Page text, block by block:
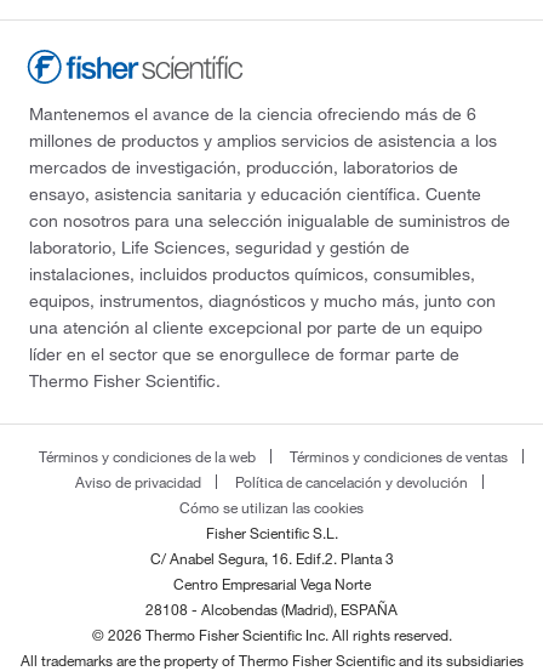
Mantenemos el avance de la ciencia ofreciendo más de 6
millones de productos y amplios servicios de asistencia a los
mercados de investigación, producción, laboratorios de
ensayo, asistencia sanitaria y educación científica. Cuente
con nosotros para una selección inigualable de suministros de
laboratorio, Life Sciences, seguridad y gestión de
instalaciones, incluidos productos químicos, consumibles,
equipos, instrumentos, diagnósticos y mucho más, junto con
una atención al cliente excepcional por parte de un equipo
líder en el sector que se enorgullece de formar parte de
Thermo Fisher Scientific.
Términos y condiciones de la web
Términos y condiciones de ventas
Aviso de privacidad
Política de cancelación y devolución
Cómo se utilizan las cookies
Fisher Scientific S.L.
C/ Anabel Segura, 16. Edif.2. Planta 3
Centro Empresarial Vega Norte
28108 - Alcobendas (Madrid), ESPAÑA
© 2026 Thermo Fisher Scientific Inc. All rights reserved.
All trademarks are the property of Thermo Fisher Scientific and its subsidiaries